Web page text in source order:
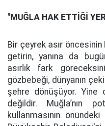
"MUĞLA HAK ETTİĞİ
Bir çeyrek asır öncesinin
getirin, yanına da
asırlık fark
gözbebeği, dünyanın
şehre dönüşüyor.
değildir. Muğla’nın
kullanmasının